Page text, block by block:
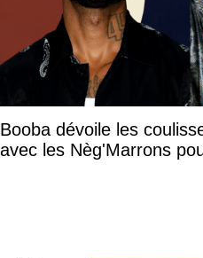
Booba dévoile les
avec les Nèg'Marrons